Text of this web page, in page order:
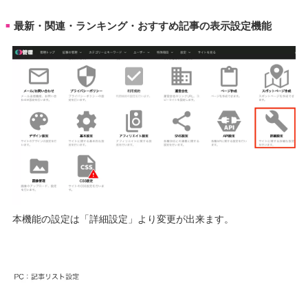
■ 最新・関連・ランキング・おすすめ記事の表示設定機能
本機能の設定は「詳細設定」より変更が出来ます。